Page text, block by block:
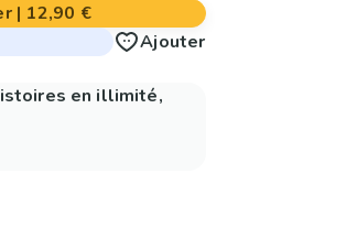
| 12,90 €
Ajouter
en illimité,